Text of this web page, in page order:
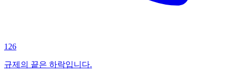
126
규제의 끝은 하락입니다.